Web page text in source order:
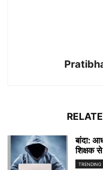
बांदा:
शिक्षक
TRENDING